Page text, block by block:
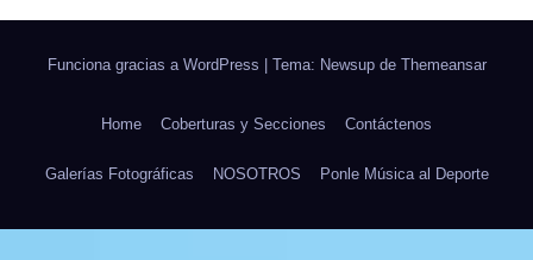
Funciona gracias a WordPress Tema: Newsup de Themeansar
Home Coberturas y Secciones Contáctenos
Galerías Fotográficas NOSOTROS Ponle Música al Deporte